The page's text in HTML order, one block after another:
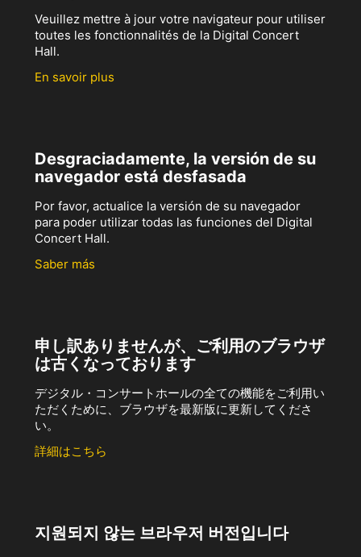
Veuillez mettre à jour votre navigateur pour utiliser
toutes les fonctionnalités de la Digital Concert
Hall.
En savoir plus
Desgraciadamente, la versión de su
navegador está desfasada
Por favor, actualice la versión de su navegador
para poder utilizar todas las funciones del Digital
Concert Hall.
Saber más
申し訳ありませんが、ご利用のブラウザ
は古くなっております
デジタル・コンサートホールの全ての機能をご利用い
ただくために、ブラウザを最新版に更新してくださ
い。
詳細はこちら
지원되지 않는 브라우저 버전입니다